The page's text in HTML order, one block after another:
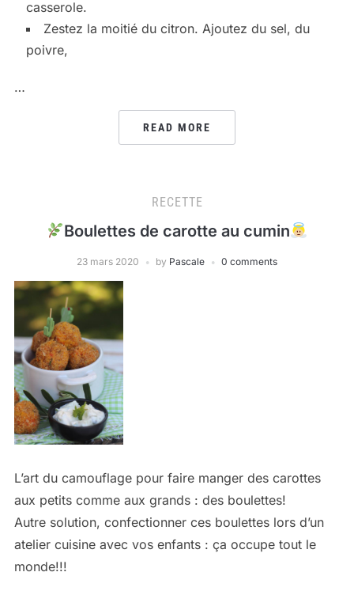
casserole.
Zestez la moitié du citron. Ajoutez du sel, du
poivre,
…
READ MORE
RECETTE
Boulettes de carotte au cumin
23 mars 2020 by Pascale 0 comments
L’art du camouflage pour faire manger des carottes
aux petits comme aux grands : des boulettes!
Autre solution, confectionner ces boulettes lors d’un
atelier cuisine avec vos enfants : ça occupe tout le
monde!!!